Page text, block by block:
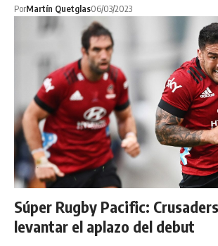
PorMartín Quetglas06/03/2023
Súper Rugby Pacific:
levantar el aplazo del debut